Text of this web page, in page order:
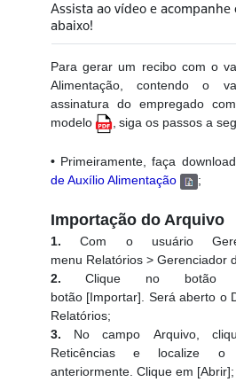
Assista ao vídeo e acompanhe
abaixo!
Para gerar um recibo com o
Alimentação, contendo o
assinatura do empregado
modelo
, siga os passos a
• Primeiramente, faça
de Auxílio Alimentação
;
Importação do Arquivo
1.Com o usuário
menu Relatórios > Gerenciador
2.Clique no
botão [Importar]. Será aberto o
Relatórios;
3. No campo Arquivo,
Reticências e localize o
anteriormente. Clique em [Abrir];